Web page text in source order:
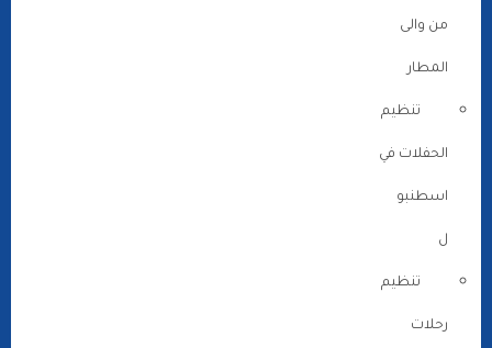
من والى
المطار
تنظيم
الحفلات في
اسطنبو
ل
تنظيم
رحلات